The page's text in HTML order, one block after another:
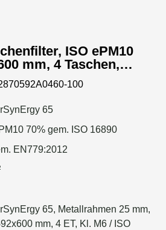
ISO ePM10
mm, 4 Taschen,
100
65
70% gem. ISO 16890
EN779:2012
65, Metallrahmen 25 mm,
mm, 4 ET, Kl. M6 / ISO